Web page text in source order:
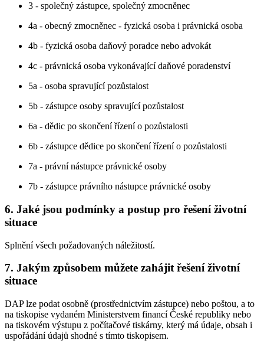
3 - společný zástupce, společný zmocněnec
4a - obecný zmocněnec - fyzická osoba i právnická osoba
4b - fyzická osoba daňový poradce nebo advokát
4c - právnická osoba vykonávající daňové poradenství
5a - osoba spravující pozůstalost
5b - zástupce osoby spravující pozůstalost
6a - dědic po skončení řízení o pozůstalosti
6b - zástupce dědice po skončení řízení o pozůstalosti
7a - právní nástupce právnické osoby
7b - zástupce právního nástupce právnické osoby
6. Jaké jsou podmínky a postup pro řešení životní
situace
Splnění všech požadovaných náležitostí.
7. Jakým způsobem můžete zahájit řešení životní
situace
DAP lze podat osobně (prostřednictvím zástupce) nebo poštou, a to
na tiskopise vydaném Ministerstvem financí České republiky nebo
na tiskovém výstupu z počítačové tiskárny, který má údaje, obsah i
uspořádání údajů shodné s tímto tiskopisem.